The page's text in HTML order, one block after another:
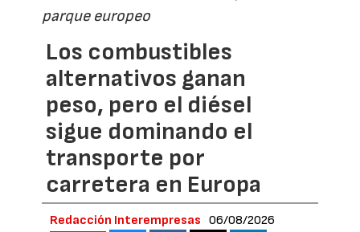
parque europeo
Los combustibles
alternativos ganan
peso, pero el diésel
sigue dominando el
transporte por
carretera en Europa
Redacción Interempresas 06/08/2026